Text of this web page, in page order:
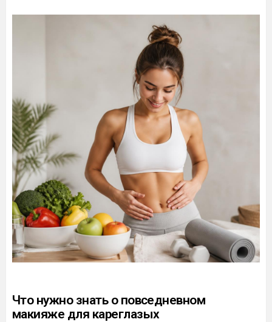
Что нужно знать о повседневном
макияже для кареглазых